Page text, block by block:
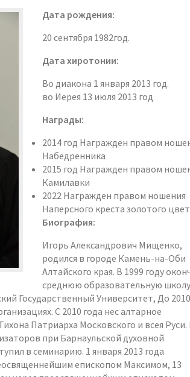
Дата рождения:
20 сентября 1982год.
Дата хиротонии:
Во диакона 1 января 2013 год.
во Иерея 13 июля 2013 год
Награды:
2014 год Награжден правом
Набедренника
2015 год Награжден правом
Камилавки
2022 Награжден правом ношения
Наперсного креста золотого
Биография:
Игорь Александрович Мищенко,
родился в городе Камень-на-Оби
Алтайского края. В 1999 году
среднюю образовательную школу
Государственный Университет, До 2010
С 2010 года нес алтарное
Патриарха Московского и всея Руси.
при Барнаульской духовной
в семинарию. 1 января 2013 года
епископом Максимом, 13